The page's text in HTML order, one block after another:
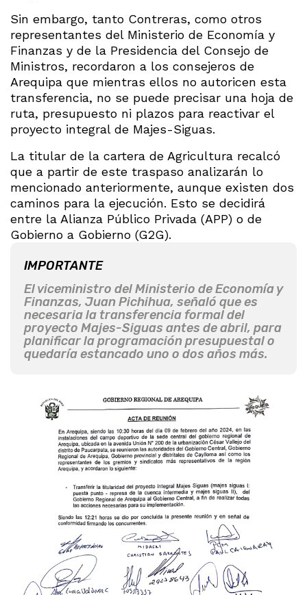
Sin embargo, tanto Contreras, como otros
representantes del Ministerio de Economía y
Finanzas y de la Presidencia del Consejo de
Ministros, recordaron a los consejeros de
Arequipa que mientras ellos no autoricen esta
transferencia, no se puede precisar una hoja de
ruta, presupuesto ni plazos para reactivar el
proyecto integral de Majes-Siguas.
La titular de la cartera de Agricultura recalcó
que a partir de este traspaso analizarán lo
mencionado anteriormente, aunque existen dos
caminos para la ejecución. Esto se decidirá
entre la Alianza Público Privada (APP) o de
Gobierno a Gobierno (G2G).
IMPORTANTE
El viceministro del Ministerio de Economía y
Finanzas, Juan Pichihua, señaló que es
necesaria la transferencia formal del
proyecto Majes-Siguas antes de abril, para
planificar la programación presupuestal o
quedaría estancado uno o dos años más.